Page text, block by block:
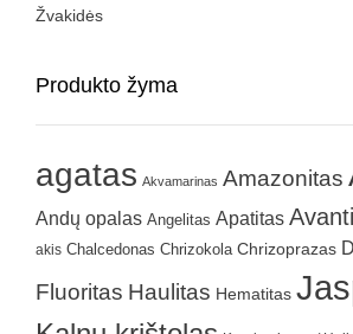
Žvakidės
Produkto žyma
agatas Akvamarinas Amazonitas
Andų opalas Angelitas Apatitas
akis Chalcedonas Chrizokola Chrizoprazas
Fluoritas Haulitas Hematitas